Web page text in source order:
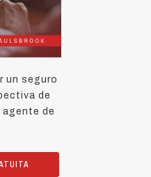
un seguro
de
de